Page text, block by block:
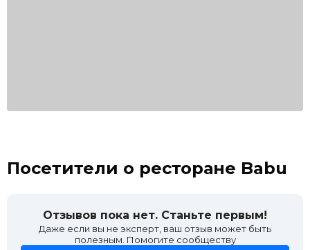
Посетители о ресторане Babu
Отзывов пока нет. Станьте первым!
Даже если вы не эксперт, ваш отзыв может быть
полезным. Помогите сообществу